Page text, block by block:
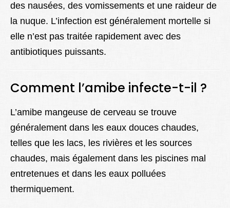
des nausées, des vomissements et une raideur de
la nuque. L’infection est généralement mortelle si
elle n’est pas traitée rapidement avec des
antibiotiques puissants.
Comment l’amibe infecte-t-il ?
L’amibe mangeuse de cerveau se trouve
généralement dans les eaux douces chaudes,
telles que les lacs, les rivières et les sources
chaudes, mais également dans les piscines mal
entretenues et dans les eaux polluées
thermiquement.